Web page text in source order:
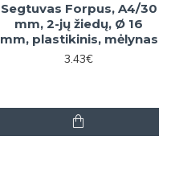
Segtuvas Forpus, A4/30
mm, 2-jų žiedų, Ø 16
mm, plastikinis, mėlynas
3.43€